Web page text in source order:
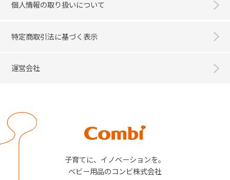
個人情報の取り扱いについて
特定商取引法に基づく表示
運営会社
子育てに、イノベーションを。
ベビー用品のコンビ株式会社